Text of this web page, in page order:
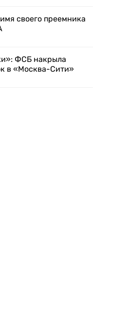
своего преемника
ФСБ накрыла
в «Москва-Сити»